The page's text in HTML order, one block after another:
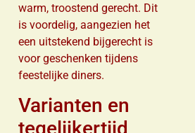
warm, troostend gerecht. Dit
is voordelig, aangezien het
een uitstekend bijgerecht is
voor geschenken tijdens
feestelijke diners.
Varianten en